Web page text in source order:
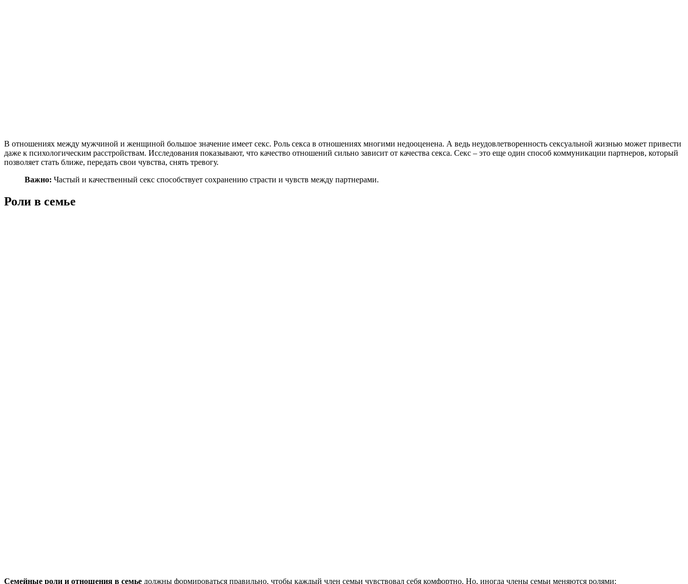
В отношениях между мужчиной и женщиной большое значение имеет секс. Роль секса в отношениях многими недооценена. А ведь неудовлетворенность сексуальной жизнью может привести
даже к психологическим расстройствам. Исследования показывают, что качество отношений сильно зависит от качества секса. Секс – это еще один способ коммуникации партнеров, который
позволяет стать ближе, передать свои чувства, снять тревогу.
Важно: Частый и качественный секс способствует сохранению страсти и чувств между партнерами.
Роли в семье
Семейные роли и отношения в семье должны формироваться правильно, чтобы каждый член семьи чувствовал себя комфортно. Но, иногда члены семьи меняются ролями: